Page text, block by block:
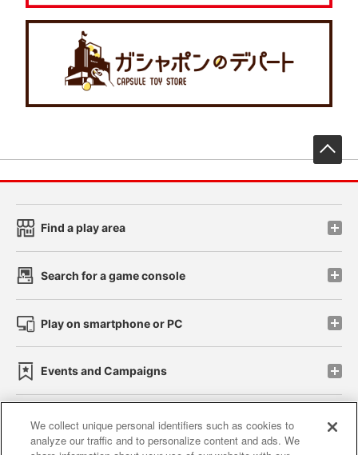
Find a play area
Search for a game console
Play on smartphone or PC
Events and Campaigns
Affiliate Sustainability site policy privacy policy
We collect unique personal identifiers such as cookies to
analyze our traffic and to personalize content and ads. We